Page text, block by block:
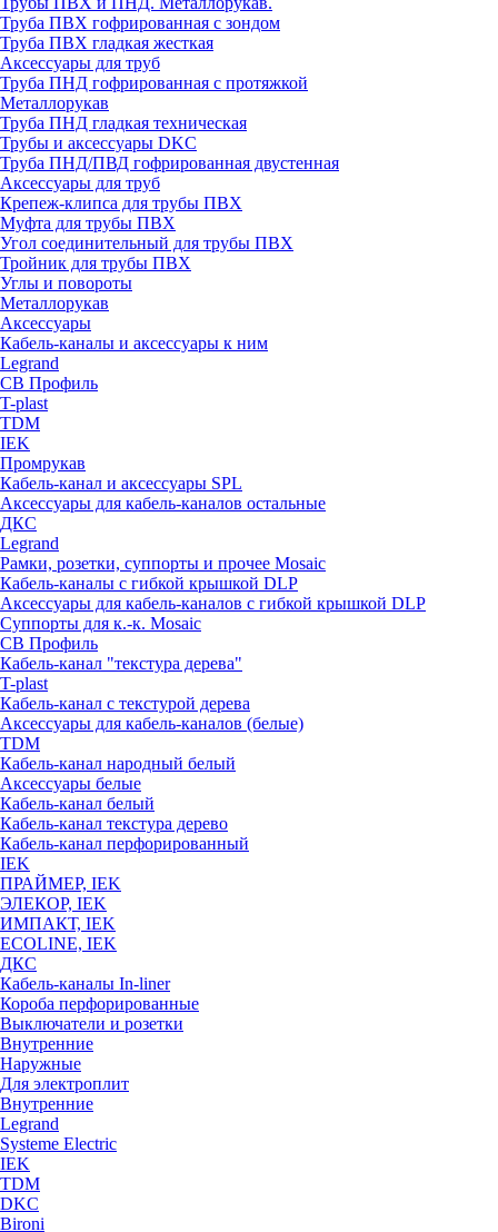
Труба ПВХ гофрированная с зондом
Труба ПВХ гладкая жесткая
Аксессуары для труб
Труба ПНД гофрированная с протяжкой
Металлорукав
Труба ПНД гладкая техническая
Трубы и аксессуары DKC
Труба ПНД/ПВД гофрированная двустенная
Аксессуары для труб
Крепеж-клипса для трубы ПВХ
Муфта для трубы ПВХ
Угол соединительный для трубы ПВХ
Тройник для трубы ПВХ
Углы и повороты
Металлорукав
Аксессуары
Кабель-каналы и аксессуары к ним
Legrand
СВ Профиль
T-plast
TDM
IEK
Промрукав
Кабель-канал и аксессуары SPL
Аксессуары для кабель-каналов остальные
ДКС
Legrand
Рамки, розетки, суппорты и прочее Mosaic
Кабель-каналы с гибкой крышкой DLP
Аксессуары для кабель-каналов с гибкой крышкой DLP
Суппорты для к.-к. Mosaic
СВ Профиль
Кабель-канал "текстура дерева"
T-plast
Кабель-канал с текстурой дерева
Аксессуары для кабель-каналов (белые)
TDM
Кабель-канал народный белый
Аксессуары белые
Кабель-канал белый
Кабель-канал текстура дерево
Кабель-канал перфорированный
IEK
ПРАЙМЕР, IEK
ЭЛЕКОР, IEK
ИМПАКТ, IEK
ECOLINE, IEK
ДКС
Кабель-каналы In-liner
Короба перфорированные
Выключатели и розетки
Внутренние
Наружные
Для электроплит
Внутренние
Legrand
Systeme Electric
IEK
TDM
DKC
Bironi